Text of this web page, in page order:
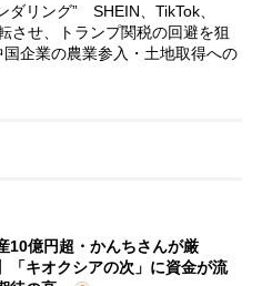
ダリング” SHEIN、TikTok、
させ、トランプ関税の回避を狙
企業の農業参入・土地取得への
10億円超・かんちさんが厳
「キオクシアの次」に資金が流